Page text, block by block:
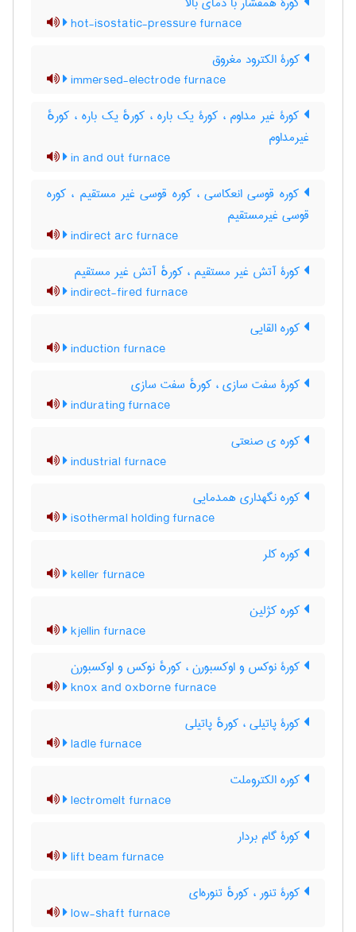
hot-isostatic-pressure furnace
کورۀ الکترود مغروق
immersed-electrode furnace
کورۀ غیر مداوم ، کورۀ یک باره ، کورهٔ یک باره ، کورهٔ
غیرمداوم
in and out furnace
کوره قوسی انعکاسی ، کوره قوسی غیر مستقیم ، کوره
قوسی غیرمستقیم
indirect arc furnace
کورۀ آتش غیر مستقیم ، کورهٔ آتش غیر مستقیم
indirect-fired furnace
کوره القایی
induction furnace
کورۀ سفت سازی ، کورهٔ سفت سازی
indurating furnace
کوره ی صنعتی
industrial furnace
کوره نگهداری همدمایی
isothermal holding furnace
کوره کلر
keller furnace
کوره کژلین
kjellin furnace
کورۀ نوکس و اوکسبورن ، کورهٔ نوکس و اوکسبورن
knox and oxborne furnace
کورۀ پاتیلی ، کورهٔ پاتیلی
ladle furnace
کوره الکتروملت
lectromelt furnace
کورۀ گام بردار
lift beam furnace
کورۀ تنور ، کورهٔ تنوره‌ای
low-shaft furnace